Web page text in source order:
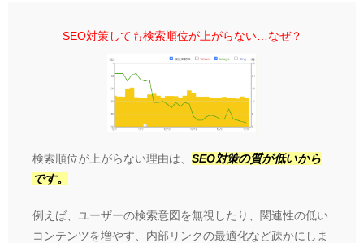
SEO対策しても検索順位が上がらない…なぜ？
検索順位が上がらない理由は、 SEO対策の質が低いから
です。
例えば、ユーザーの検索意図を無視したり、関連性の低い
コンテンツを増やす、内部リンクの最適化など疎かにしま